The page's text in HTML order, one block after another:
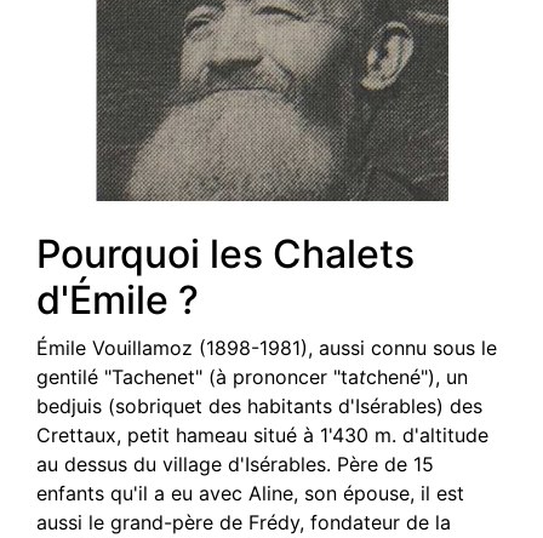
Pourquoi les Chalets
d'Émile ?
Émile Vouillamoz (1898-1981), aussi connu sous le
gentilé "Tachenet" (à prononcer "tatchené"), un
bedjuis (sobriquet des habitants d'Isérables) des
Crettaux, petit hameau situé à 1'430 m. d'altitude
au dessus du village d'Isérables. Père de 15
enfants qu'il a eu avec Aline, son épouse, il est
aussi le grand-père de Frédy, fondateur de la